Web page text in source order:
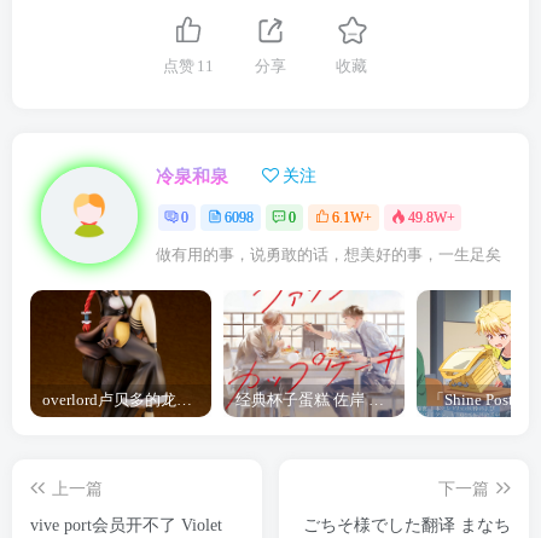
点赞 11 分享 收藏
冷泉和泉 关注
0 6098 0 6.1W+ 49.8W+
做有用的事，说勇敢的话，想美好的事，一生足矣
overlord卢贝多的龙王谁厉害 「Overlord」露普斯蕾琪娜·贝塔手办开订 经典杯子蛋糕 佐岸 漫画「经典杯子蛋糕」宣布真人日剧化
上一篇
vive port会员开不了 Violet
下一篇
ごちそ様でした翻译 まなち